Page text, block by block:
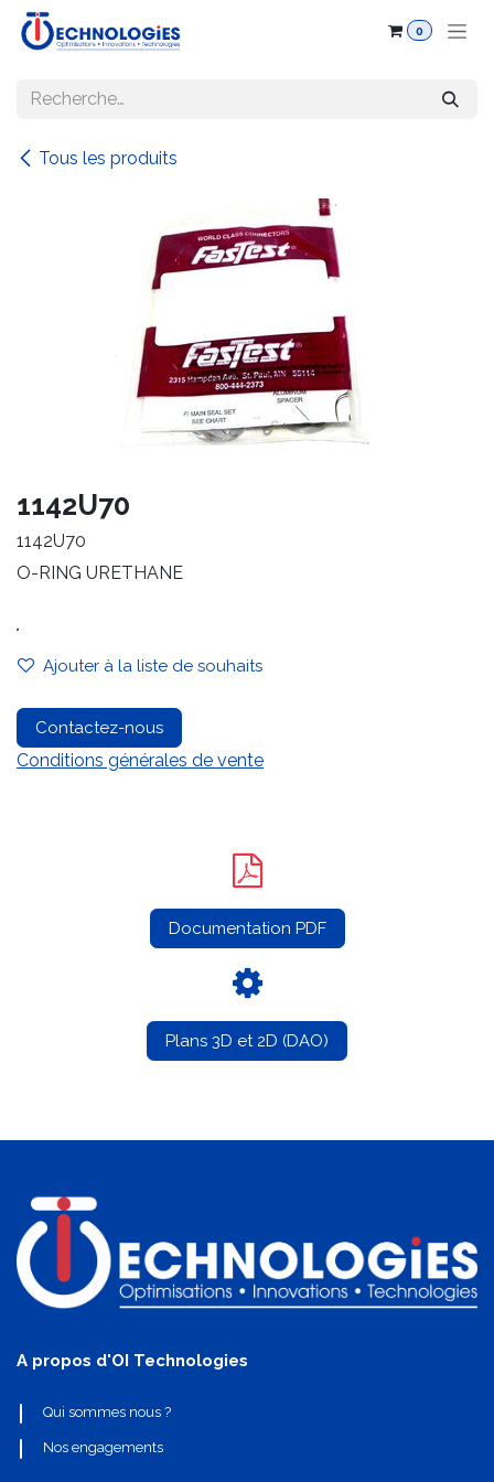
Se rendre au contenu
0
Tous les produits
1142U70
1142U70
O-RING URETHANE
.
Ajouter à la liste de souhaits
Contactez-nous
Conditions générales de vente
Documentation PDF
Plans 3D et 2D (DAO)
A propos d'OI Technologies
Qui sommes nous ?
Nos engagements